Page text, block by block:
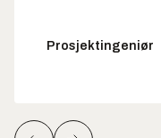
Prosjektingeniør